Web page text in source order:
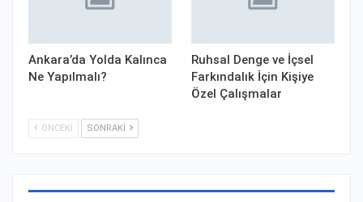
Ankara’da Yolda Kalınca
Ne Yapılmalı?
Ruhsal Denge ve İçsel
Farkındalık İçin Kişiye
Özel Çalışmalar
ÖNCEKI SONRAKI